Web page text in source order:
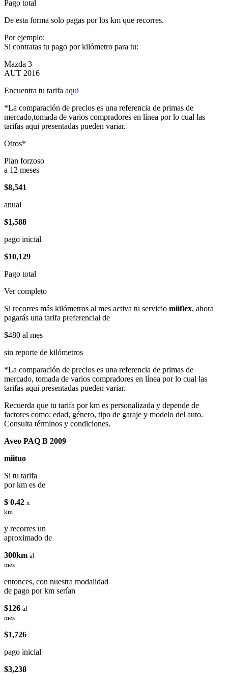
Pago total
De esta forma solo pagas por los km que recorres.
Por ejemplo:
Si contratas tu pago por kilómetro para tu:
Mazda 3
AUT 2016
Encuentra tu tarifa aqui
*La comparación de precios es una referencia de primas de
mercado,tomada de varios compradores en línea por lo cual las
tarifas aqui presentadas pueden variar.
Otros*
Plan forzoso
a 12 meses
$8,541
anual
$1,588
pago inicial
$10,129
Pago total
Ver completo
Si recorres más kilómetros al mes activa tu servicio miiflex, ahora
pagarás una tarifa preferencial de
$480 al mes
sin reporte de kilómetros
*La comparación de precios es una referencia de primas de
mercado, tomada de varios compradores en línea por lo cual las
tarifas aqui presentadas pueden variar.
Recuerda que tu tarifa por km es personalizada y depende de
factores como: edad, género, tipo de garaje y modelo del auto.
Consulta términos y condiciones.
Aveo PAQ B 2009
miituo
Si tu tarifa
por km es de
$ 0.42 x
km
y recorres un
aproximado de
300km al
mes
entonces, con nuestra modalidad
de pago por km serían
$126 al
mes
$1,726
pago inicial
$3,238